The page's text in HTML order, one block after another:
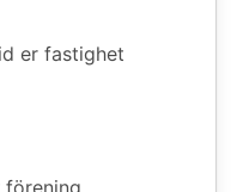
er fastighet